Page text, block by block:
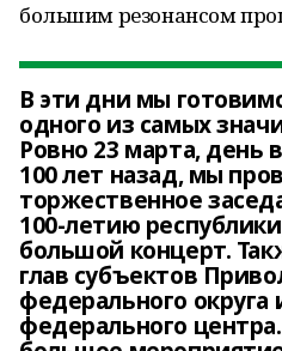
большим резонансом
В эти дни мы
одного из самых
Ровно 23 марта, день
100 лет назад, мы
торжественное
100-летию
большой концерт.
глав субъектов
федерального округа
федерального